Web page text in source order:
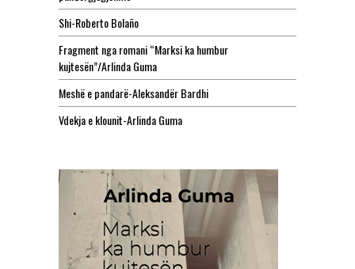
Shi-Roberto Bolaño
Fragment nga romani “Marksi ka humbur
kujtesën”/Arlinda Guma
Meshë e pandarë-Aleksandër Bardhi
Vdekja e klounit-Arlinda Guma